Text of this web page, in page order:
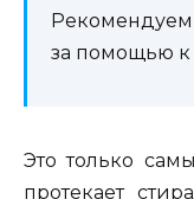
Рекомендуем
за помощью к
Это только
протекает